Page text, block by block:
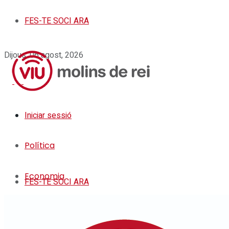
FES-TE SOCI ARA
Dijous, 06 agost, 2026
Iniciar sessió
Política
Economia
FES-TE SOCI ARA